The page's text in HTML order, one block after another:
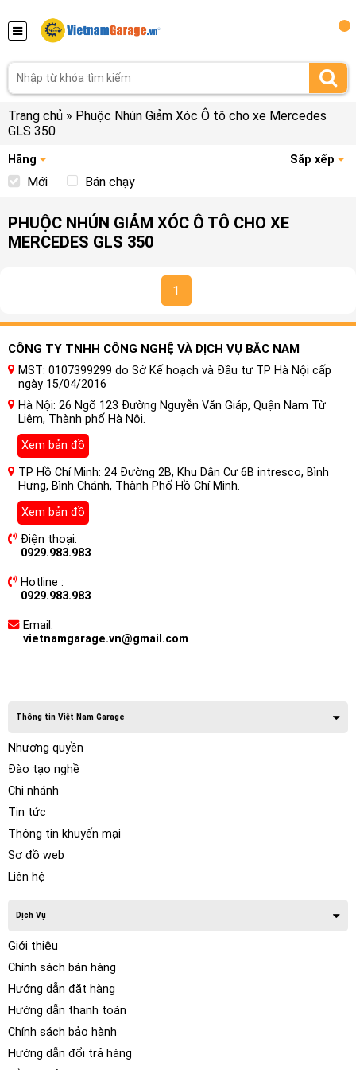
Trang chủ » Phuộc Nhún Giảm Xóc Ô tô cho xe Mercedes
GLS 350
Hãng Sắp xếp
Mới Bán chạy
PHUỘC NHÚN GIẢM XÓC Ô TÔ CHO XE
MERCEDES GLS 350
1
CÔNG TY TNHH CÔNG NGHỆ VÀ DỊCH VỤ BẮC NAM
MST: 0107399299 do Sở Kế hoạch và Đầu tư TP Hà Nội cấp
ngày 15/04/2016
Hà Nội: 26 Ngõ 123 Đường Nguyễn Văn Giáp, Quận Nam Từ
Liêm, Thành phố Hà Nội.
Xem bản đồ
TP Hồ Chí Minh: 24 Đường 2B, Khu Dân Cư 6B intresco, Bình
Hưng, Bình Chánh, Thành Phố Hồ Chí Minh.
Xem bản đồ
Điện thoại:
0929.983.983
Hotline :
0929.983.983
Email:
vietnamgarage.vn@gmail.com
Thông tin Việt Nam Garage
Nhượng quyền
Đào tạo nghề
Chi nhánh
Tin tức
Thông tin khuyến mại
Sơ đồ web
Liên hệ
Dịch Vụ
Giới thiệu
Chính sách bán hàng
Hướng dẫn đặt hàng
Hướng dẫn thanh toán
Chính sách bảo hành
Hướng dẫn đổi trả hàng